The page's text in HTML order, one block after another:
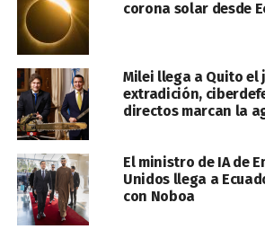
corona solar desde
Milei llega a Quito el
extradición,
directos marcan la
El ministro de IA de
Unidos llega a
con Noboa